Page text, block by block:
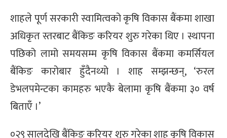
शाहले पूर्ण सरकारी स्वामित्वको कृषि विकास बैंकमा शाखा
अधिकृत स्तरबाट बैंकिङ करियर शुरु गरेका थिए । स्थापना
पछिको लामो समयसम्म कृषि विकास बैंकमा कमर्सियल
बैंकिङ कारोबार हुँदैनथ्यो । शाह सम्झन्छन्, ‘रुरल
डेभलपमेन्टका कामहरु भएकै बेलामा कृषि बैंकमा ३० वर्ष
बिताएँ ।’
०२९ सालदेखि बैंकिङ करियर शुरु गरेका शाह कृषि विकास